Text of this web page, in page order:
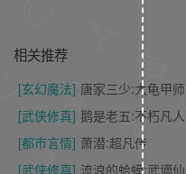
相关推荐
[玄幻魔法] 唐家三少:大龟甲师
[武侠修真] 鹅是老五:不朽凡人
[都市言情] 萧潜:超凡传
[武侠修真] 流浪的蛤蟆:武谪仙